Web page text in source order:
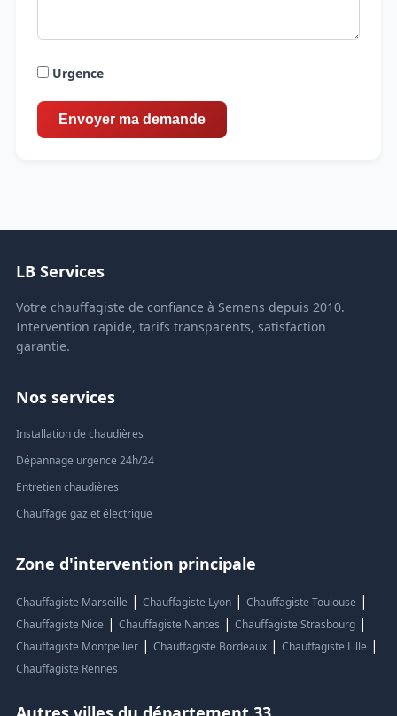
Urgence
LB Services
Votre chauffagiste de confiance à Semens depuis 2010.
Intervention rapide, tarifs transparents, satisfaction
garantie.
Nos services
Installation de chaudières
Dépannage urgence 24h/24
Entretien chaudières
Chauffage gaz et électrique
Zone d'intervention principale
Chauffagiste Marseille | Chauffagiste Lyon| Chauffagiste Toulouse |
Chauffagiste Nice | Chauffagiste Nantes | Chauffagiste Strasbourg|
Chauffagiste Montpellier| Chauffagiste Bordeaux| Chauffagiste Lille |
Chauffagiste Rennes